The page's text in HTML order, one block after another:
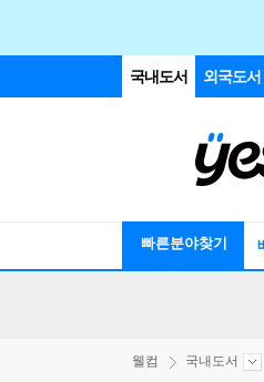
국내도서 외국도서
빠른분야찾기
웰컴 국내도서